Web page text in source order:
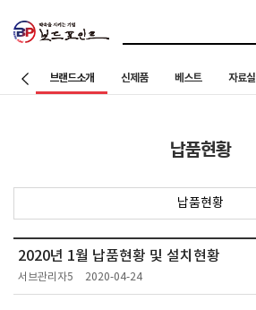
브랜드소개 신제품 베스트 자료실
납품현황
납품현황
2020년 1월 납품현황 및 설치현황
서브관리자5 2020-04-24